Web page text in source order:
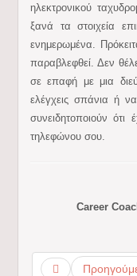
ηλεκτρονικού
ξανά τα στοιχεία
ενημερωμένα.
παραβλεφθεί. Δεν
σε επαφή με μια
ελέγχεις σπάνια ή
συνειδητοποιούν ότι
τηλεφώνου σου.
Career